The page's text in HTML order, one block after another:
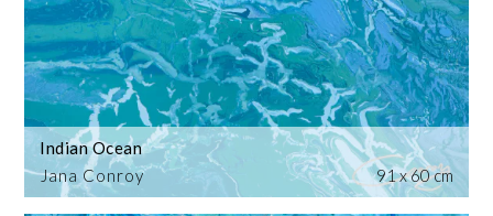
Jana Conroy
Indian Ocean
91 x 60 cm